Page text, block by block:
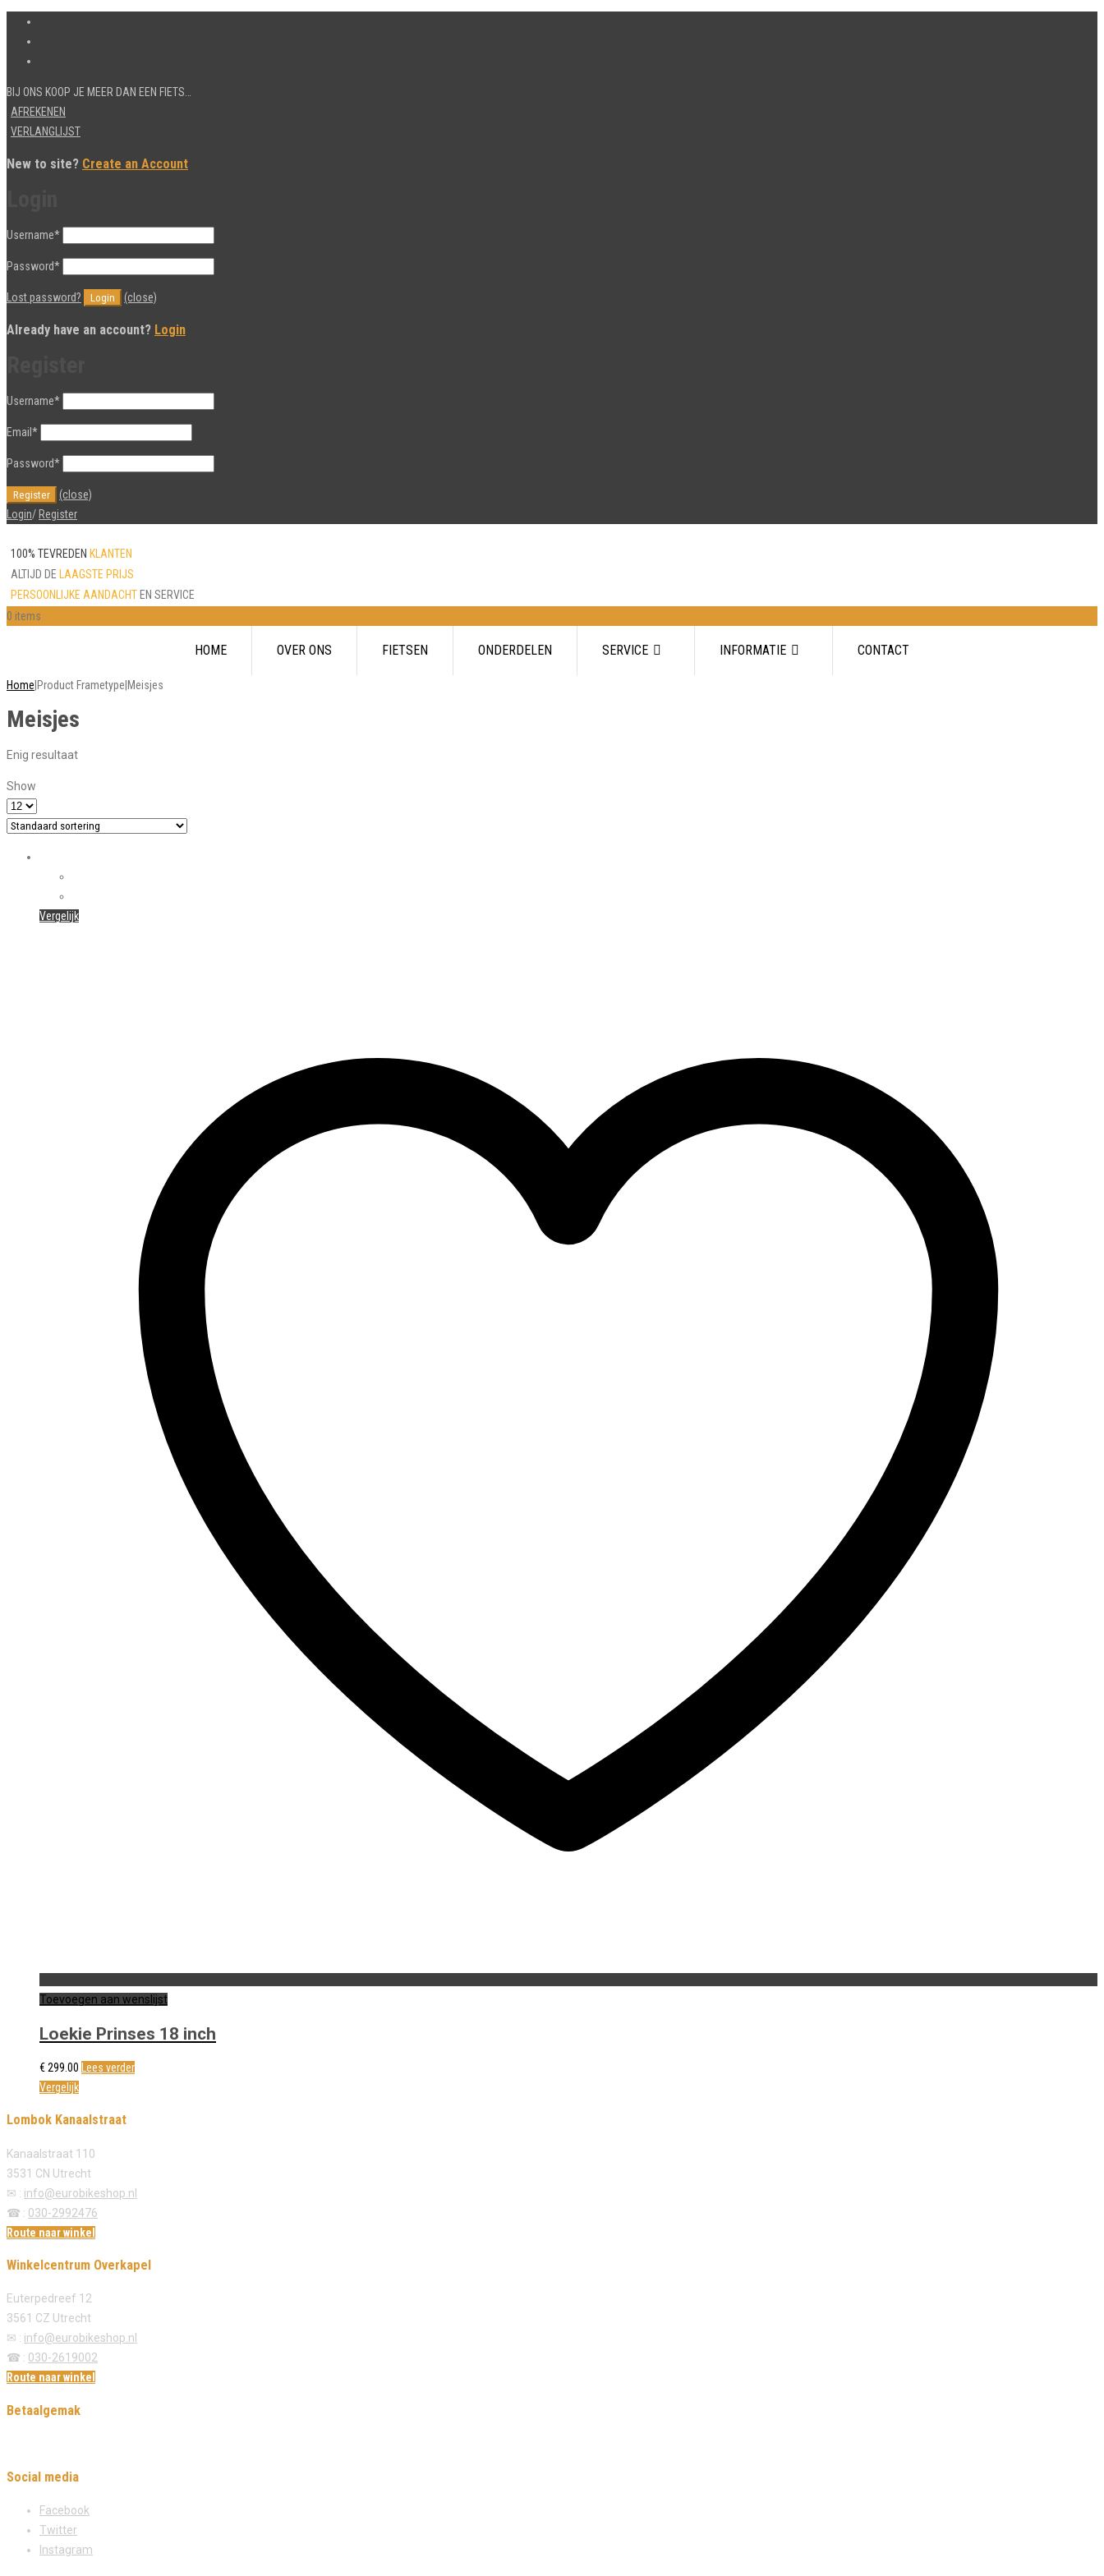
BIJ ONS KOOP JE MEER DAN EEN FIETS…
AFREKENEN
VERLANGLIJST
New to site? Create an Account
Username*
Password*
Lost password? (close)
Already have an account? Login
Username*
Email *
Password*
(close)
Login/ Register
100% TEVREDEN KLANTEN
ALTIJD DE LAAGSTE PRIJS
PERSOONLIJKE AANDACHT EN SERVICE
0 items
HOME OVER ONS FIETSEN ONDERDELEN SERVICE INFORMATIE CONTACT
Home Product Frametype Meisjes
Meisjes
Enig resultaat
Show
Vergelijk
Toevoegen aan wenslijst
Loekie Prinses 18 inch
€299.00
Lees verder
Vergelijk
Lombok Kanaalstraat
Kanaalstraat 110
3531 CN Utrecht
✉ : info@eurobikeshop.nl
☎ : 030-2992476
Route naar winkel
Winkelcentrum Overkapel
Euterpedreef 12
3561 CZ Utrecht
✉ : info@eurobikeshop.nl
☎ : 030-2619002
Route naar winkel
Betaalgemak
Social media
Facebook
Twitter
Instagram